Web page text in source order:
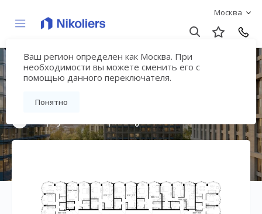
Москва
Ваш регион определен как Москва. При
необходимости вы можете сменить его с
помощью данного переключателя.
Понятно
Премиальный дом
«МИРА»